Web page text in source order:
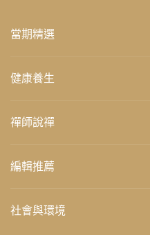
當期精選
健康養生
禪師說禪
編輯推薦
社會與環境